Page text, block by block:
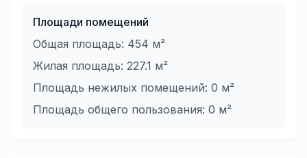
Площади помещений
Общая площадь: 454 м²
Жилая площадь: 227.1 м²
Площадь нежилых помещений: 0 м²
Площадь общего пользования: 0 м²